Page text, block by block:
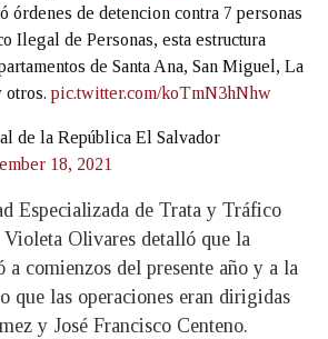
órdenes de detencion contra 7 personas
Ilegal de Personas, esta estructura
de Santa Ana, San Miguel, La
otros. pic.twitter.com/koTmN3hNhw
de la República El Salvador
18, 2021
Especializada de Trata y Tráfico
Violeta Olivares detalló que la
comienzos del presente año y a la
que las operaciones eran dirigidas
y José Francisco Centeno.